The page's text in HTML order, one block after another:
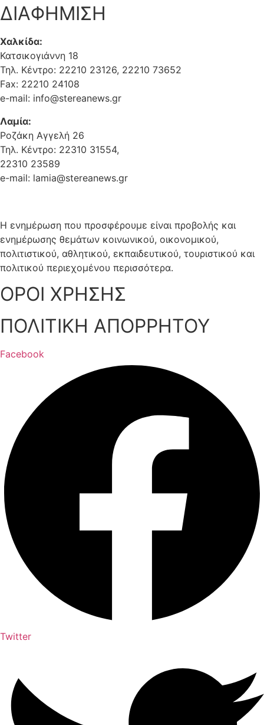
ΔΙΑΦΗΜΙΣΗ
Χαλκίδα:
Κατσικογιάννη 18
Τηλ. Κέντρο: 22210 23126, 22210 73652
Fax: 22210 24108
e-mail: info@stereanews.gr
Λαμία:
Ροζάκη Αγγελή 26
Τηλ. Κέντρο: 22310 31554,
22310 23589
e-mail: lamia@stereanews.gr
Η ενημέρωση που προσφέρουμε είναι προβολής και
ενημέρωσης θεμάτων κοινωνικού, οικονομικού,
πολιτιστικού, αθλητικού, εκπαιδευτικού, τουριστικού και
πολιτικού περιεχομένου περισσότερα.
ΟΡΟΙ ΧΡΗΣΗΣ
ΠΟΛΙΤΙΚΗ ΑΠΟΡΡΗΤΟΥ
Facebook
Twitter